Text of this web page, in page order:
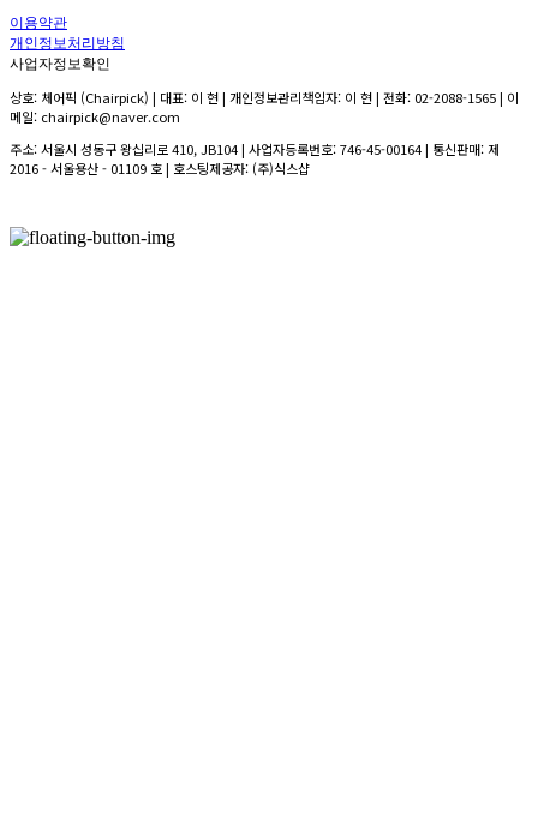
이용약관
개인정보처리방침
사업자정보확인
상호: 체어픽 (Chairpick) | 대표: 이 현 | 개인정보관리책임자: 이 현 | 전화: 02-2088-1565 | 이
메일: chairpick@naver.com
주소: 서울시 성동구 왕십리로 410, JB104 | 사업자등록번호:746-45-00164| 통신판매:제
2016 - 서울용산 - 01109 호| 호스팅제공자: (주)식스샵